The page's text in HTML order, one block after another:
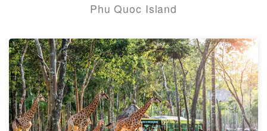
Phu Quoc Island